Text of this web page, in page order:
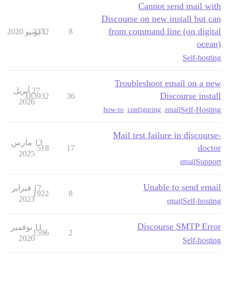
Cannot send mail with
Discourse on new install but can
from command line (on digital
ocean)
Self-hosting
8
2352
1 يونيو 2020
Troubleshoot email on a new
Discourse install
Self-Hosting
email
,
configuring
,
how-to
36
183932
27 أبريل
2026
Mail test failure in discourse-
doctor
Support
email
17
518
13 مارس
2025
Unable to send email
Self-hosting
email
8
1922
17 فبراير
2023
Discourse SMTP Error
Self-hosting
2
1596
11 نوفمبر
2020